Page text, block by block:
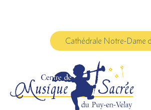
Cathédrale Notre-Dame